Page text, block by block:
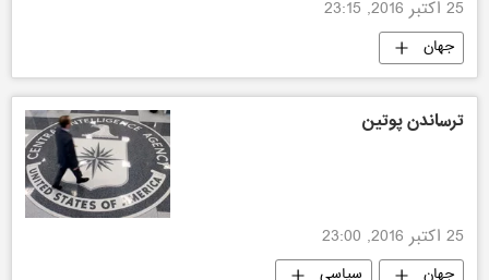
25 اکتبر 2016, 23:15
جهان
ترساندن پوتین
25 اکتبر 2016, 23:00